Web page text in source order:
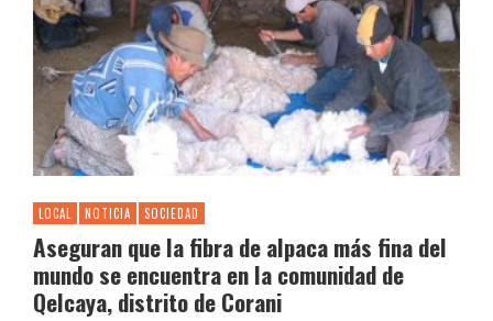
LOCAL NOTICIA SOCIEDAD
Aseguran que la fibra de alpaca más fina del
mundo se encuentra en la comunidad de
Qelcaya, distrito de Corani